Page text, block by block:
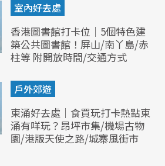
室內好去處
香港圖書館打卡位｜5個特色建
築公共圖書館！屏山/南丫島/赤
柱等 附開放時間/交通方式
戶外郊遊
東涌好去處｜食買玩打卡熱點東
涌有咩玩？昂坪市集/機場古物
園/港版天使之路/城寨風街市